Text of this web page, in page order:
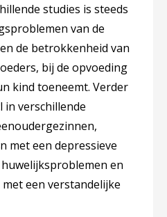
studies is steeds
van de
de betrokkenheid van
bij de opvoeding
kind toeneemt. Verder
in verschillende
met een depressieve
en
een verstandelijke